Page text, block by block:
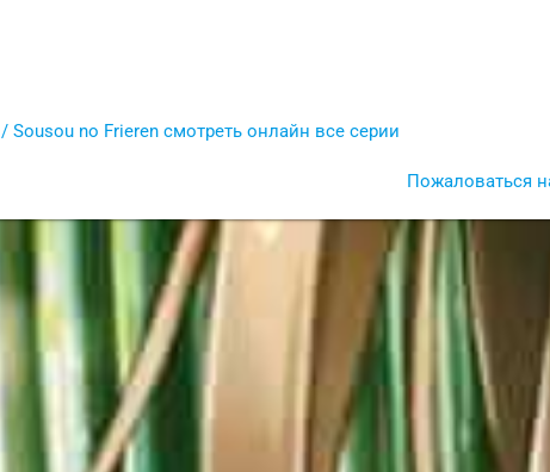
no Frieren смотреть онлайн все серии
Пожаловаться